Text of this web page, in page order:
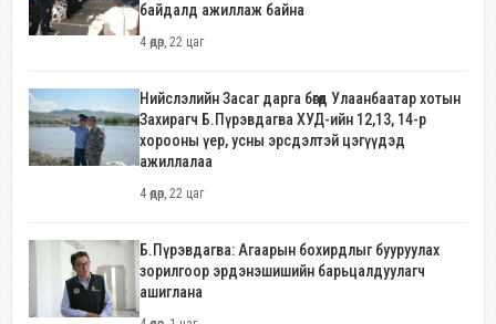
байдалд ажиллаж байна
4 өдөр, 22 цаг
Нийслэлийн Засаг дарга бөгөөд Улаанбаатар хотын
Захирагч Б.Пүрэвдагва ХУД-ийн 12,13, 14-р
хорооны үер, усны эрсдэлтэй цэгүүдэд
ажиллалаа
4 өдөр, 22 цаг
Б.Пүрэвдагва: Агаарын бохирдлыг бууруулах
зорилгоор эрдэнэшишийн барьцалдуулагч
ашиглана